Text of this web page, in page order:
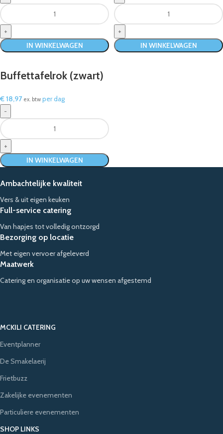
IN WINKELWAGEN IN WINKELWAGEN
Buffettafelrok (zwart)
€18,97 ex. btw per dag
IN WINKELWAGEN
Ambachtelijke kwaliteit
Vers & uit eigen keuken
Full-service catering
Van hapjes tot volledig ontzorgd
Bezorging op locatie
Met eigen vervoer afgeleverd
Maatwerk
Catering en organisatie op uw wensen afgestemd
MCKILI CATERING
Eventplanner
De Smakelaerij
Frietbuzz
Zakelijke evenementen
Particuliere evenementen
SHOP LINKS